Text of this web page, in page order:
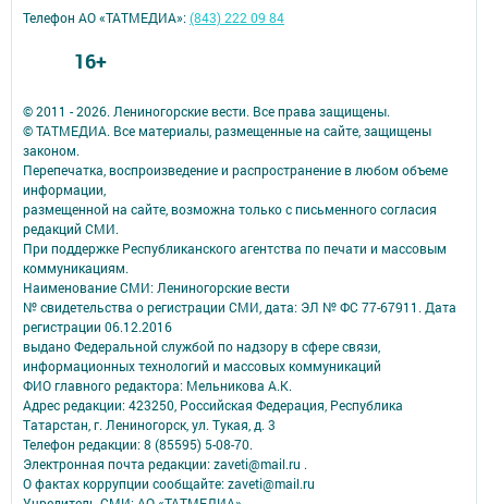
© 2011 - 2026. Лениногорские вести. Все права защищены.
© ТАТМЕДИА. Все материалы, размещенные на сайте, защищены
законом.
Перепечатка, воспроизведение и распространение в любом объеме
информации,
размещенной на сайте, возможна только с письменного согласия
редакций СМИ.
При поддержке Республиканского агентства по печати и массовым
коммуникациям.
Наименование СМИ: Лениногорские вести
№ свидетельства о регистрации СМИ, дата: ЭЛ № ФС 77-67911. Дата
регистрации 06.12.2016
выдано Федеральной службой по надзору в сфере связи,
информационных технологий и массовых коммуникаций
ФИО главного редактора: Мельникова А.К.
Адрес редакции: 423250, Российская Федерация, Республика
Татарстан, г. Лениногорск, ул. Тукая, д. 3
Телефон редакции: 8 (85595) 5-08-70.
Электронная почта редакции: zaveti@mail.ru .
О фактах коррупции сообщайте: zaveti@mail.ru
Телефон АО «ТАТМЕДИА»:(843) 222 09 84
16+